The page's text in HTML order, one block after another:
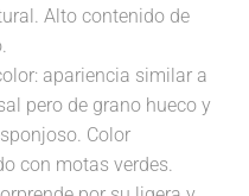
Alto contenido de
apariencia similar a
pero de grano hueco y
Color
con motas verdes.